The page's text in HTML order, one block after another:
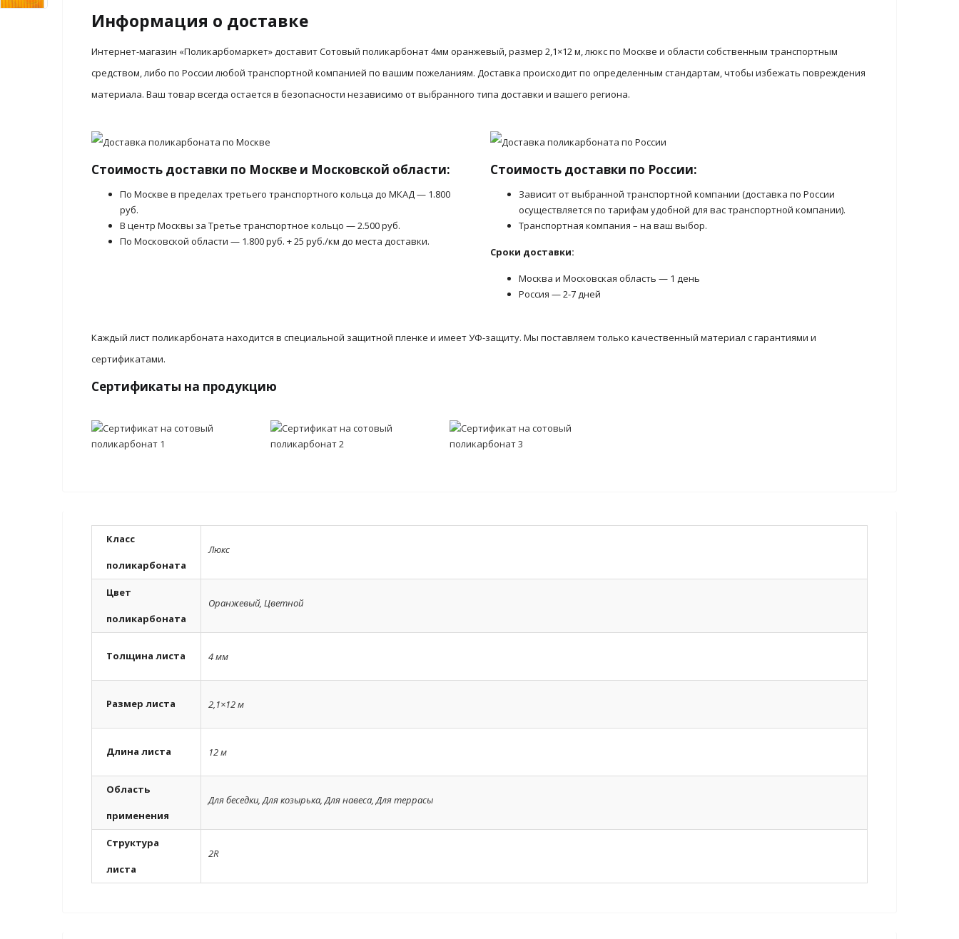
Информация о доставке
Интернет-магазин «Поликарбомаркет» доставит Сотовый поликарбонат 4мм оранжевый, размер 2,1×12 м, люкс по Москве и области собственным транспортным
средством, либо по России любой транспортной компанией по вашим пожеланиям. Доставка происходит по определенным стандартам, чтобы избежать повреждения
материала. Ваш товар всегда остается в безопасности независимо от выбранного типа доставки и вашего региона.
Стоимость доставки по Москве и Московской области:
По Москве в пределах третьего транспортного кольца до МКАД — 1.800
руб.
В центр Москвы за Третье транспортное кольцо — 2.500 руб.
По Московской области — 1.800 руб. + 25 руб./км до места доставки.
Стоимость доставки по России:
Зависит от выбранной транспортной компании (доставка по России
осуществляется по тарифам удобной для вас транспортной компании).
Транспортная компания – на ваш выбор.
Сроки доставки:
Москва и Московская область — 1 день
Россия — 2-7 дней
Каждый лист поликарбоната находится в специальной защитной пленке и имеет УФ-защиту. Мы поставляем только качественный материал с гарантиями и
сертификатами.
Сертификаты на продукцию
Класс
поликарбоната
Люкс
Цвет
поликарбоната
Оранжевый Цветной
Толщина листа 4 мм
Размер листа 2,1×12 м
Длина листа 12 м
Область
применения
Для беседки Для козырька Для навеса Для террасы
Структура
листа
2R